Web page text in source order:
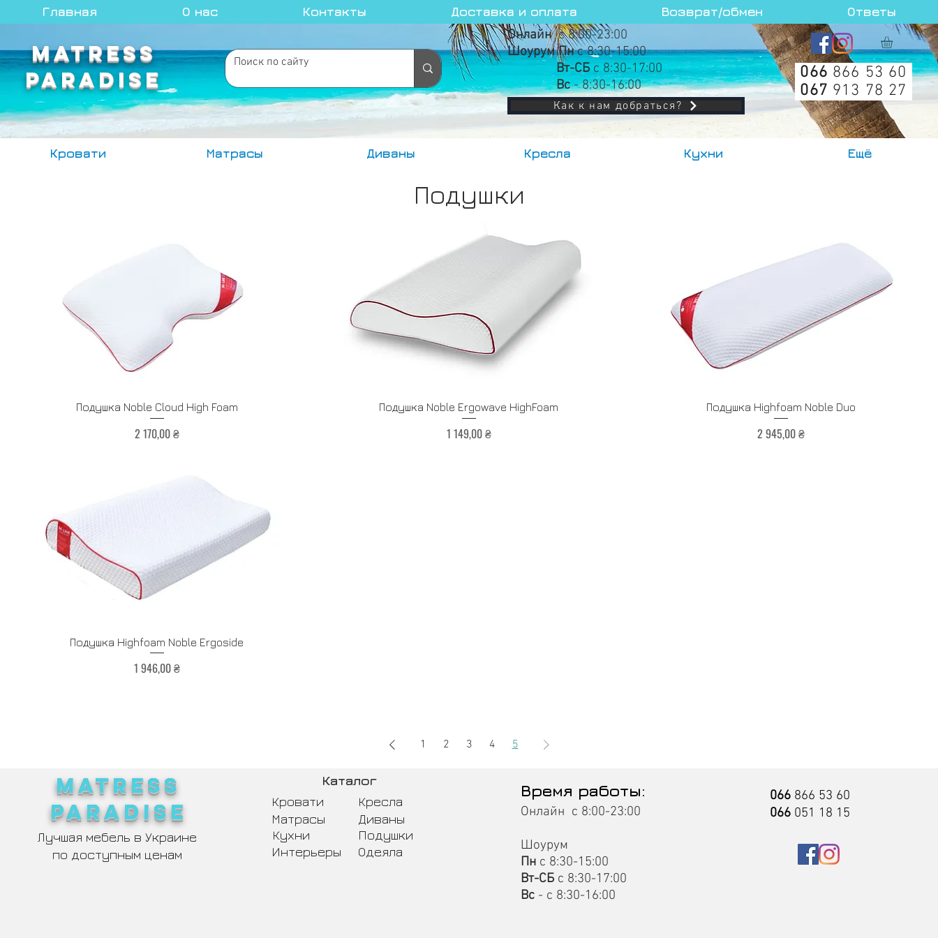
Главная О нас Контакты Доставка и оплата Возврат/обмен Ответы
MATRESS
PARADISE
Онлайнс 8:00-23:00
Шоурум Пнс 8:30-15:00
Вт-СБс 8:30-17:00
Вс- 8:30-16:00
Как к нам добраться?
066 866 53 60
067 913 78 27
Кровати Матрасы Диваны Кресла Кухни Ещё
Подушки
Быстрый просмотр
Подушка Noble Cloud High Foam
Цена
2 170,00 ₴
Быстрый просмотр
Подушка Noble Ergowave HighFoam
Цена
1 149,00 ₴
Быстрый просмотр
Подушка Highfoam Noble Duo
Цена
2 945,00 ₴
Быстрый просмотр
Подушка Highfoam Noble Ergoside
Цена
1 946,00 ₴
1 2 3 4 5
MATRESS
PARADISE
Лучшая мебель в Украине
по доступным ценам
Каталог
Кровати
Матрасы
Кухни
Интерьеры
Кресла
Диваны
Одеяла
Подушки
Время работы:
Онлайн с 8:00-23:00
Шоурум
Пнс 8:30-15:00
Вт-СБс 8:30-17:00
Вс- с 8:30-16:00
066 866 53 60
066 051 18 15